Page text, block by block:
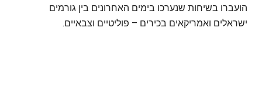
הועברו בשיחות שנערכו בימים האחרונים בין גורמים
ישראלים ואמריקאים בכירים – פוליטיים וצבאיים.